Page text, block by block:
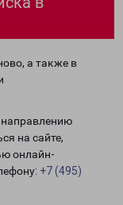
а также в
на сайте,
онлайн-
+7 (495)